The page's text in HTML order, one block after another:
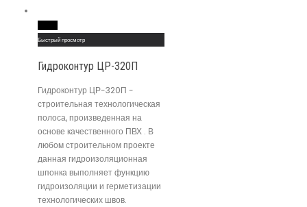
Быстрый просмотр
Гидроконтур ЦР-320П
Гидроконтур ЦР-320П -
строительная технологическая
полоса, произведенная на
основе качественного ПВХ . В
любом строительном проекте
данная гидроизоляционная
шпонка выполняет функцию
гидроизоляции и герметизации
технологических швов.